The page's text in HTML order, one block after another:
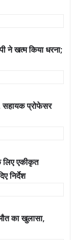
ने खत्म किया धरना;
सहायक प्रोफेसर
लिए एकीकृत
निर्देश
का खुलासा,